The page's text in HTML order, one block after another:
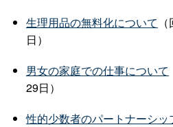
生理用品の無料化について
日）
男女の家庭での仕事について
29日）
性的少数者のパートナーシ